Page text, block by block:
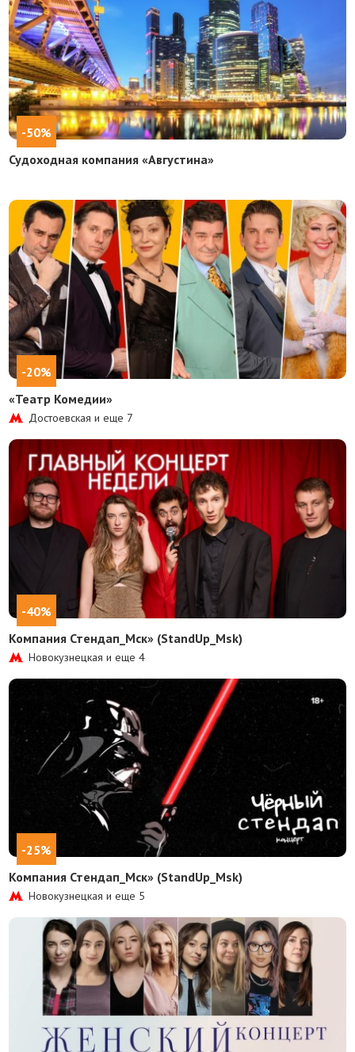
-50%
Судоходная компания «Августина»
-20%
«Театр Комедии»
Достоевская и еще 7
-40%
Компания Стендап_Мск» (StandUp_Msk)
Новокузнецкая и еще4
-25%
Компания Стендап_Мск» (StandUp_Msk)
Новокузнецкая и еще 5